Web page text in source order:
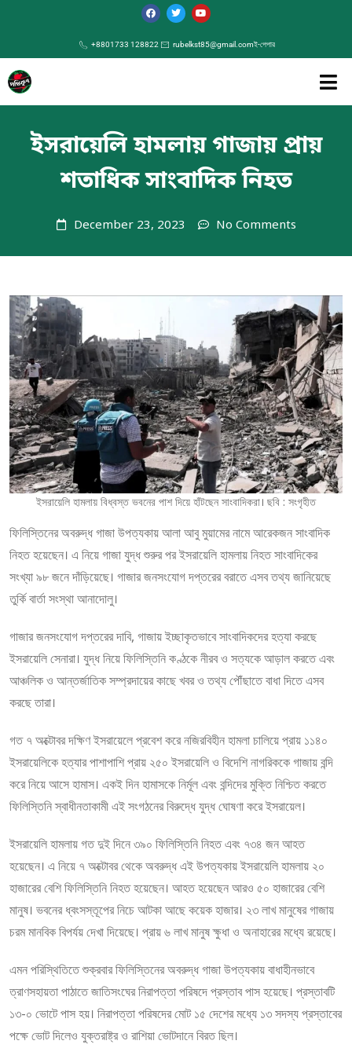
+8801733 128822 rubelkst85@gmail.comই-পেপার
ইসরায়েলি হামলায় গাজায় প্রায়
শতাধিক সাংবাদিক নিহত
December 23, 2023 No Comments
ইসরায়েলি হামলায় বিধ্বস্ত ভবনের পাশ দিয়ে হাঁটছেন সাংবাদিকরা। ছবি : সংগৃহীত
ফিলিস্তিনের অবরুদ্ধ গাজা উপত্যকায় আলা আবু মুয়ামের নামে আরেকজন সাংবাদিক
নিহত হয়েছেন। এ নিয়ে গাজা যুদ্ধ শুরুর পর ইসরায়েলি হামলায় নিহত সাংবাদিকের
সংখ্যা ৯৮ জনে দাঁড়িয়েছে। গাজার জনসংযোগ দপ্তরের বরাতে এসব তথ্য জানিয়েছে
তুর্কি বার্তা সংস্থা আনাদোলু।
গাজার জনসংযোগ দপ্তরের দাবি, গাজায় ইচ্ছাকৃতভাবে সাংবাদিকদের হত্যা করছে
ইসরায়েলি সেনারা। যুদ্ধ নিয়ে ফিলিস্তিনি কণ্ঠকে নীরব ও সত্যকে আড়াল করতে এবং
আঞ্চলিক ও আন্তর্জাতিক সম্প্রদায়ের কাছে খবর ও তথ্য পৌঁছাতে বাধা দিতে এসব
করছে তারা।
গত ৭ অক্টোবর দক্ষিণ ইসরায়েলে প্রবেশ করে নজিরবিহীন হামলা চালিয়ে প্রায় ১১৪০
ইসরায়েলিকে হত্যার পাশাপাশি প্রায় ২৫০ ইসরায়েলি ও বিদেশি নাগরিককে গাজায় বন্দি
করে নিয়ে আসে হামাস। একই দিন হামাসকে নির্মূল এবং বন্দিদের মুক্তি নিশ্চিত করতে
ফিলিস্তিনি স্বাধীনতাকামী এই সংগঠনের বিরুদ্ধে যুদ্ধ ঘোষণা করে ইসরায়েল।
ইসরায়েলি হামলায় গত দুই দিনে ৩৯০ ফিলিস্তিনি নিহত এবং ৭৩৪ জন আহত
হয়েছেন। এ নিয়ে ৭ অক্টোবর থেকে অবরুদ্ধ এই উপত্যকায় ইসরায়েলি হামলায় ২০
হাজারের বেশি ফিলিস্তিনি নিহত হয়েছেন। আহত হয়েছেন আরও ৫০ হাজারের বেশি
মানুষ। ভবনের ধ্বংসস্তূপের নিচে আটকা আছে কয়েক হাজার। ২৩ লাখ মানুষের গাজায়
চরম মানবিক বিপর্যয় দেখা দিয়েছে। প্রায় ৬ লাখ মানুষ ক্ষুধা ও অনাহারের মধ্যে রয়েছে।
এমন পরিস্থিতিতে শুক্রবার ফিলিস্তিনের অবরুদ্ধ গাজা উপত্যকায় বাধাহীনভাবে
ত্রাণসহায়তা পাঠাতে জাতিসংঘের নিরাপত্তা পরিষদে প্রস্তাব পাস হয়েছে। প্রস্তাবটি
১৩-০ ভোটে পাস হয়। নিরাপত্তা পরিষদের মোট ১৫ দেশের মধ্যে ১৩ সদস্য প্রস্তাবের
পক্ষে ভোট দিলেও যুক্তরাষ্ট্র ও রাশিয়া ভোটদানে বিরত ছিল।